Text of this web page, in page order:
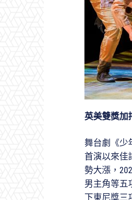
英美雙獎加
舞台劇《少
首演以來佳
勢大漲，
男主角等五
下東尼獎三